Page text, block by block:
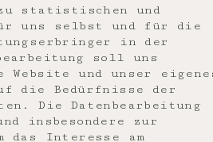
statistischen und
uns selbst und für die
in der
soll uns
Website und unser
die Bedürfnisse der
Die Datenbearbeitung
insbesondere zur
das Interesse am